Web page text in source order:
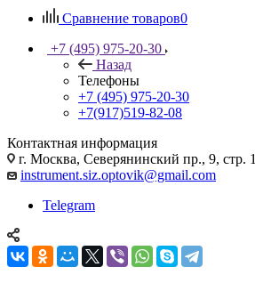
Сравнение товаров0
+7 (495) 975-20-30
Назад
Телефоны
+7 (495) 975-20-30
+7(917)519-82-08
Контактная информация
г. Москва, Северянинский пр., 9, стр. 1
instrument.siz.optovik@gmail.com
Telegram